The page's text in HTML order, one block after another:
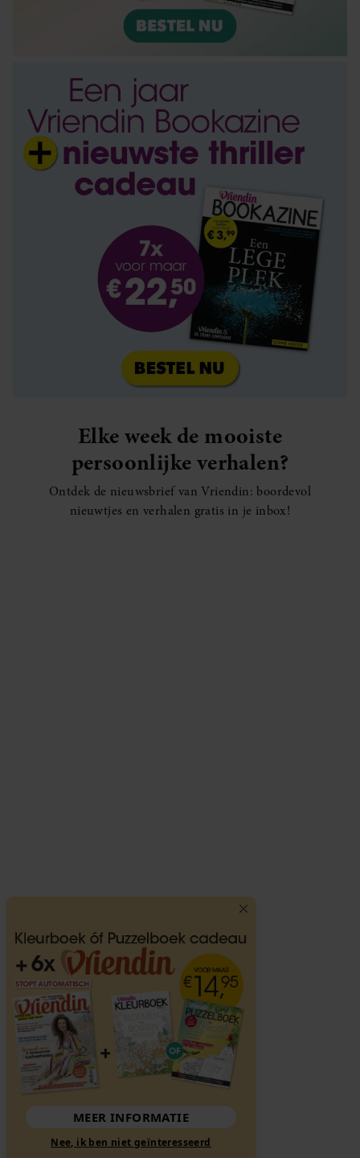
Elke week de mooiste
persoonlijke verhalen?
Ontdek de nieuwsbrief van Vriendin: boordevol
nieuwtjes en verhalen gratis in je inbox!
MEER INFORMATIE
Nee, ik ben niet geïnteresseerd